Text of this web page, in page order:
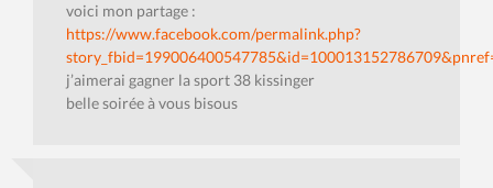
voici mon partage :
https://www.facebook.com/permalink.php?
j’aimerai gagner la sport 38 kissinger
belle soirée à vous bisous